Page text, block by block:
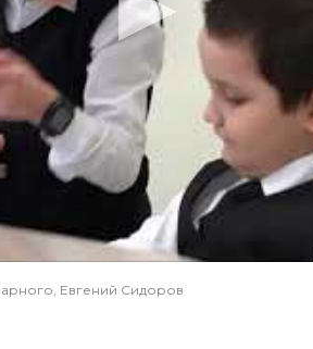
Евгений Сидоров